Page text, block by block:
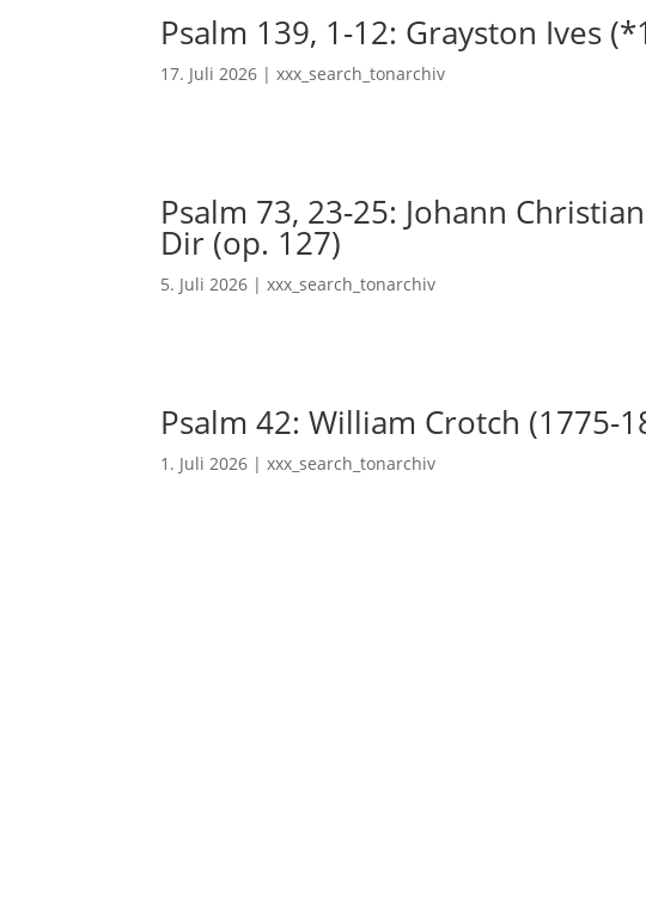
Psalm 139, 1-12: Grayston Ives
17. Juli 2026 |xxx_search_tonarchiv
Psalm 73, 23-25: Johann
Dir (op. 127)
5. Juli 2026 |xxx_search_tonarchiv
Psalm 42: William Crotch (1775-
1. Juli 2026 |xxx_search_tonarchiv